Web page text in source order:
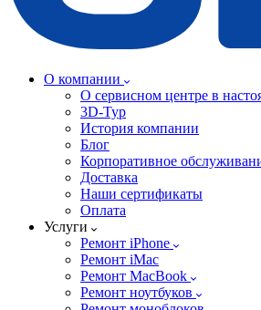
О компании
О сервисном центре в
3D-Тур
История компании
Блог
Корпоративное
Доставка
Наши сертификаты
Оплата
Услуги
Ремонт iPhone
Ремонт iMac
Ремонт MacBook
Ремонт ноутбуков